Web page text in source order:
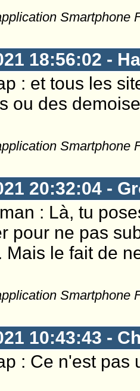
Smartphone
18:56:02 -
: et tous les
ou des
Smartphone
20:32:04 -
: Là, tu
pour ne pas
Mais le fait de
Smartphone
10:43:43 -
: Ce n'est pas